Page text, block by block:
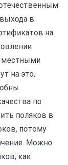
в
на
местными
на это,
по
поляков в
потому
Можно
как